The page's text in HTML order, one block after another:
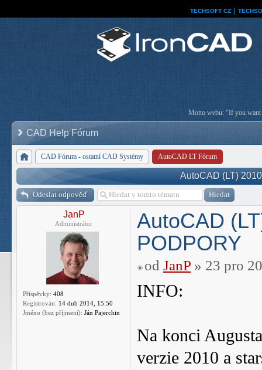
TECHSOFT CZ
Motto webu: "If you want
CAD Help Fórum
CAD Fórum - ostatní CAD Systémy AutoCAD LT Fórum
AutoCAD (LT)
Odeslat odpověď
JanP
Administrátor
Příspěvky: 408
Registrován: 14 dub 2014, 15:50
Jméno (bez příjmení): Ján Pajerchin
AutoCAD
PODPORY
od JanP » 23 pro
INFO:
Na konci
verzie 2010 a